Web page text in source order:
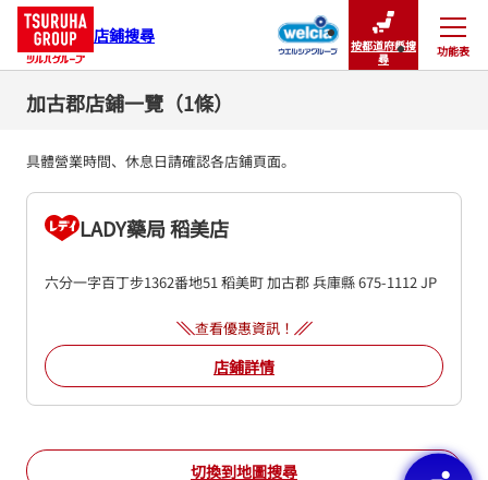
店鋪搜尋
按都道府縣搜
尋
功能表
關閉
加古郡店鋪一覽（1條）
具體營業時間、休息日請確認各店鋪頁面。
LADY藥局 稻美店
六分一字百丁步1362番地51稻美町加古郡兵庫縣675-1112JP
查看優惠資訊！
店鋪詳情
切換到地圖搜尋